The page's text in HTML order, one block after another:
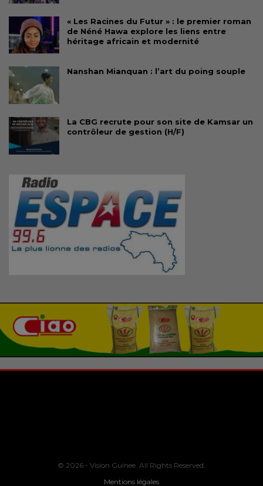
« Les Racines du Futur » : le premier roman
de Néné Hawa explore les liens entre
héritage africain et modernité
Nanshan Mianquan : l’art du poing souple
La CBG recrute pour son site de Kamsar un
contrôleur de gestion (H/F)
© 2026 - Vision Guinee. All Rights Reserved.
Mentions légales